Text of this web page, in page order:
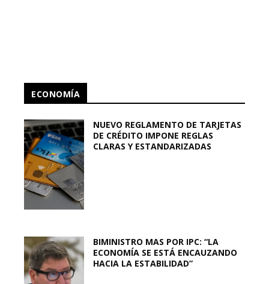
ECONOMÍA
NUEVO REGLAMENTO DE TARJETAS
DE CRÉDITO IMPONE REGLAS
CLARAS Y ESTANDARIZADAS
BIMINISTRO MAS POR IPC: “LA
ECONOMÍA SE ESTÁ ENCAUZANDO
HACIA LA ESTABILIDAD”